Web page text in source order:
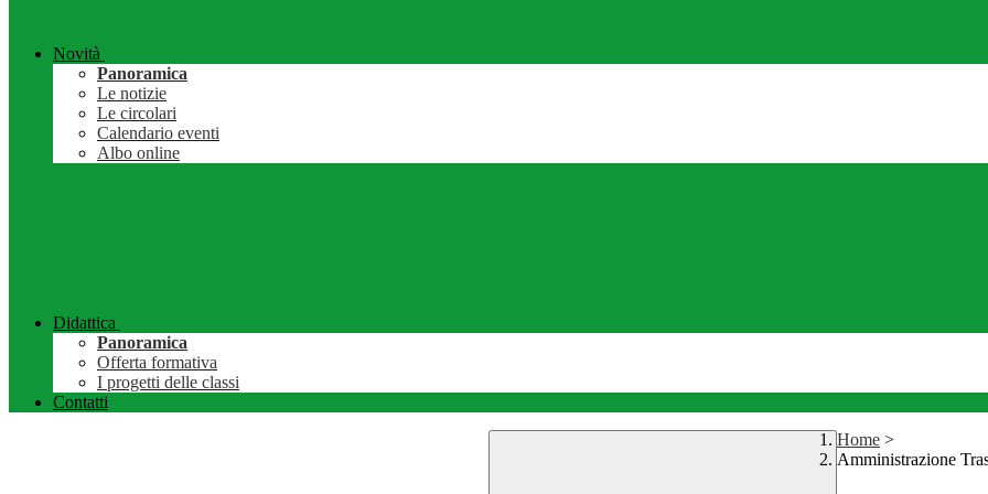
Novità
Panoramica
Le notizie
Le circolari
Calendario eventi
Albo online
Didattica
Panoramica
Offerta formativa
I progetti delle classi
Contatti
Home >
Amministrazione